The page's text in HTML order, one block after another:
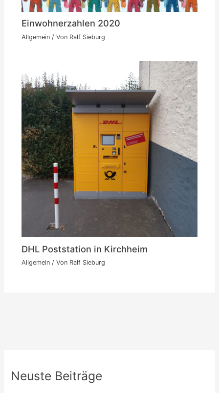
Einwohnerzahlen 2020
Allgemein / Von Ralf Sieburg
DHL Poststation in Kirchheim
Allgemein / Von Ralf Sieburg
Neuste Beiträge